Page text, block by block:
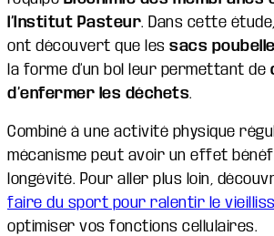
l’Institut Pasteur. Dans cette
ont découvert que les sacs
la forme d’un bol leur permettant de
d’enfermer les déchets.
Combiné à une activité physique
mécanisme peut avoir un effet
longévité. Pour aller plus loin,
faire du sport pour ralentir le
optimiser vos fonctions cellulaires.